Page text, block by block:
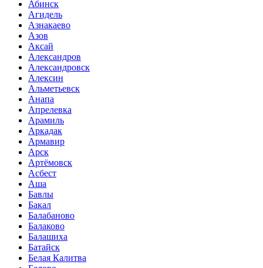
Абинск
Агидель
Азнакаево
Азов
Аксай
Александров
Александровск
Алексин
Альметьевск
Анапа
Апрелевка
Арамиль
Аркадак
Армавир
Арск
Артёмовск
Асбест
Аша
Бавлы
Бакал
Балабаново
Балаково
Балашиха
Батайск
Белая Калитва